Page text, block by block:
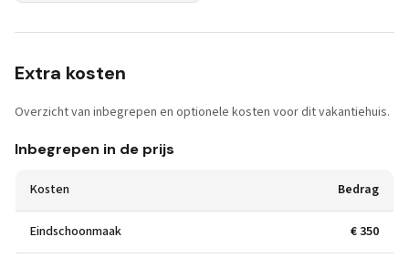
Extra kosten
Overzicht van inbegrepen en optionele kosten voor dit vakantiehuis.
Inbegrepen in de prijs
Kosten Bedrag
Eindschoonmaak € 350